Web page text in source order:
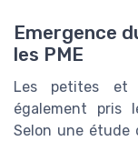
Emergence
les PME
Les petites et
également pris
Selon une étude